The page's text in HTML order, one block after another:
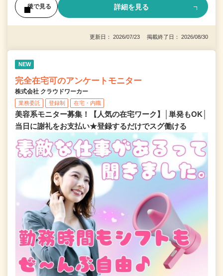
後で見る 詳細を見る
更新日： 2026/07/23 掲載終了日： 2026/08/30
NEW
完全在宅可のアンケートモニター
株式会社 クラウドワーカー
業務委託 登録制 在宅・内職
美容系モニター募集！【人気の在宅ワーク】│単発もOK│
当日に謝礼をお支払い★登録するだけでスグ働ける